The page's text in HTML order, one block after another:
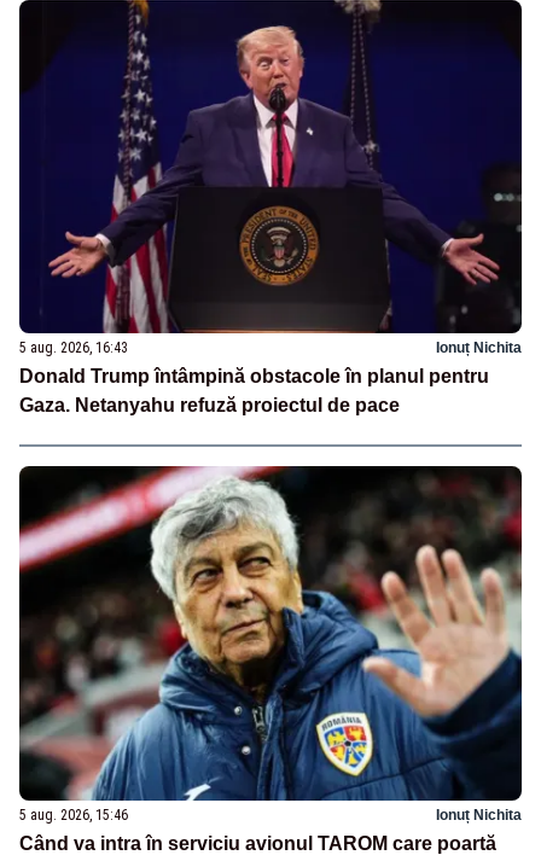
5 aug. 2026, 16:43 Ionuț Nichita
Donald Trump întâmpină obstacole în planul pentru
Gaza. Netanyahu refuză proiectul de pace
5 aug. 2026, 15:46 Ionuț Nichita
Când va intra în serviciu avionul TAROM care poartă